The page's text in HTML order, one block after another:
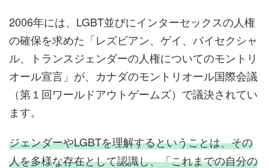
2006年には、LGBT並びにインターセックスの人権
の確保を求めた「レズビアン、ゲイ、バイセクシャ
ル、トランスジェンダーの人権についてのモントリ
オール宣言」が、カナダのモントリオール国際会議
（第１回ワールドアウトゲームズ）で議決されてい
ます。
ジェンダーやLGBTを理解するということは、その
人を多様な存在として認識し、「これまでの自分の